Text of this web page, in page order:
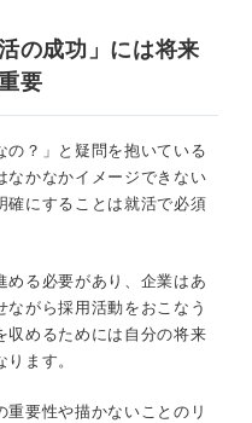
みた！ 当時の将来像と今
相談・就活生への進路相
の当時の将来像
来像
かばない人向け！ 3つの対
相談する
の成功」には将来
要
の？」と疑問を抱いている
なかなかイメージできない
確にすることは就活で必須
める必要があり、企業はあ
がら採用活動をおこなう
収めるためには自分の将来
ます。
要性や描かないことのリ
」には将来像を明確にする
は就活で用いられる意味
とが就活に活かせる4つの
り自己理解が深まるから